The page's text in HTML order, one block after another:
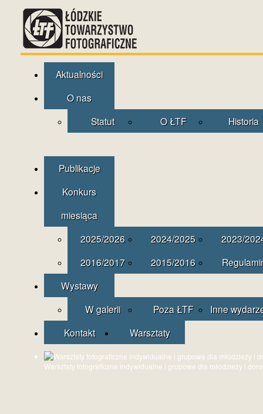
Aktualności
O nas
Statut
O ŁTF Historia
Publikacje
Konkurs
miesiąca
2025/2026
2024/2025
2023/
2016/2017
2015/2016
Wystawy
W galerii
Poza ŁTF
Inne
Kontakt
Warsztaty
Warsztaty fotograficzne indywidualne i grupowe dla młodzieży i